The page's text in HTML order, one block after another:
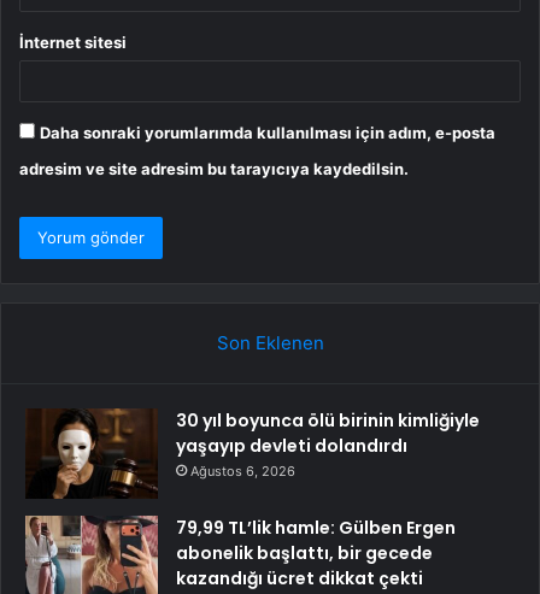
İnternet sitesi
Daha sonraki yorumlarımda kullanılması için adım, e-posta
adresim ve site adresim bu tarayıcıya kaydedilsin.
Son Eklenen
30 yıl boyunca ölü birinin kimliğiyle
yaşayıp devleti dolandırdı
Ağustos 6, 2026
79,99 TL’lik hamle: Gülben Ergen
abonelik başlattı, bir gecede
kazandığı ücret dikkat çekti